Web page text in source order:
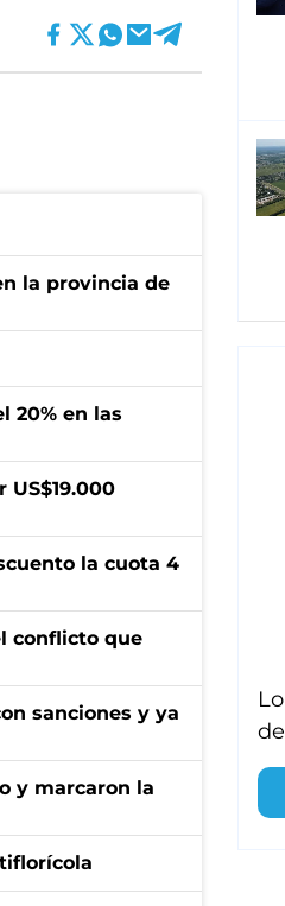
la provincia de
20% en las
la cuota 4
conflicto que
sanciones y ya
y marcaron la